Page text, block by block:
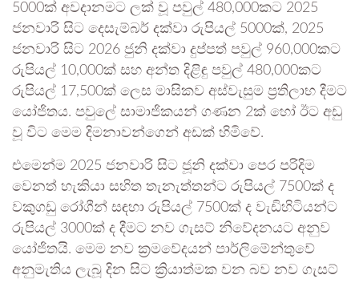
5000ක් අවදානමට ලක් වූ පවුල් 480,000කට 2025
ජනවාරි සිට දෙසැම්බර් දක්වා රුපියල් 5000ක්, 2025
ජනවාරි සිට 2026 ජුනි දක්වා දුප්පත් පවුල් 960,000කට
රුපියල් 10,000ක් සහ අන්ත දිළිඳු පවුල් 480,000කට
රුපියල් 17,500ක් ලෙස මාසිකව අස්වැසුම ප්‍රතිලාභ දීමට
යෝජිතය. පවුලේ සාමාජිකයන් ගණන 2ක් හෝ ඊට අඩු
වූ විට මෙම දිමනාවන්ගෙන් අඩක් හිමිවේ.
එමෙන්ම 2025 ජනවාරි සිට ජූනි දක්වා පෙර පරිදිම
වෙනත් හැකියා සහිත තැනැත්තන්ට රුපියල් 7500ක් ද
වකුගඩු රෝගීන් සඳහා රුපියල් 7500ක් ද වැඩිහිටියන්ට
රුපියල් 3000ක් ද දීමට නව ගැසට් නිවේදනයට අනුව
යෝජිතයි. මෙම නව ක්‍රමවේදයන් පාර්ලිමේන්තුවේ
අනුමැතිය ලැබූ දින සිට ක්‍රියාත්මක වන බව නව ගැසට්